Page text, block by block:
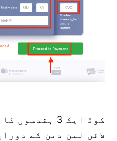
لائن لین دین کے